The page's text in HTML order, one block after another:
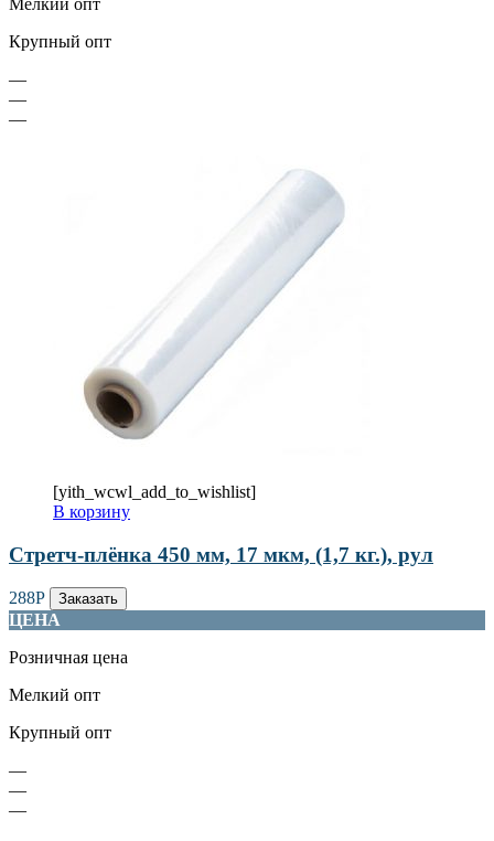
Крупный опт
—
—
—
[yith_wcwl_add_to_wishlist]
В корзину
Стретч-плёнка 450 мм, 17 мкм, (1,7 кг.), рул
288Р Заказать
ЦЕНА
Розничная цена
Мелкий опт
Крупный опт
—
—
—